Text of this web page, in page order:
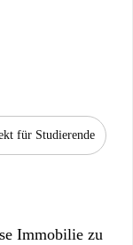
für Studierende
Immobilie zu